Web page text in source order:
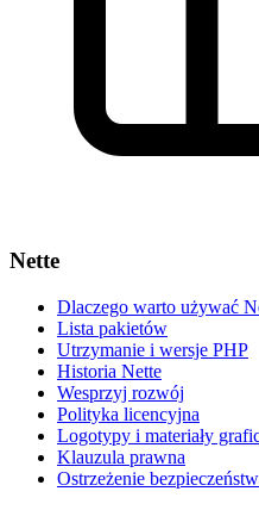
Nette
Dlaczego warto używać
Lista pakietów
Utrzymanie i wersje PHP
Historia Nette
Wesprzyj rozwój
Polityka licencyjna
Logotypy i materiały
Klauzula prawna
Ostrzeżenie